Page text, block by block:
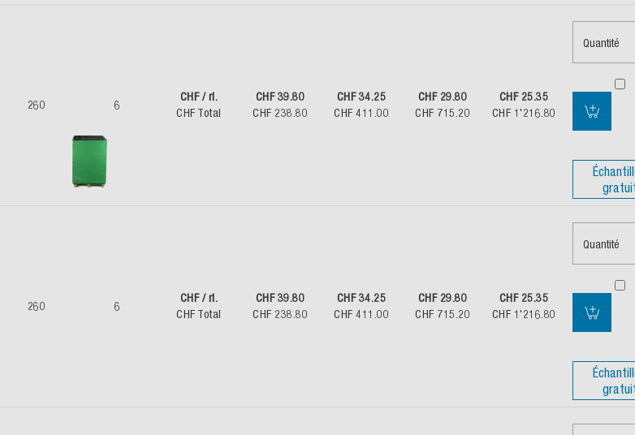
260 6
CHF / rl.
CHF Total
CHF 39.80
CHF 238.80
CHF 34.25
CHF 411.00
CHF 29.80
CHF 715.20
CHF 25.35
CHF 1'216.80
Quantité
260 6
CHF / rl.
CHF Total
CHF 39.80
CHF 238.80
CHF 34.25
CHF 411.00
CHF 29.80
CHF 715.20
CHF 25.35
CHF 1'216.80
Quantité